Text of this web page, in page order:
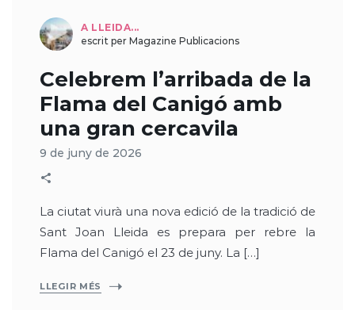
A LLEIDA...
escrit per Magazine Publicacions
Celebrem l’arribada de la
Flama del Canigó amb
una gran cercavila
9 de juny de 2026
La ciutat viurà una nova edició de la tradició de
Sant Joan Lleida es prepara per rebre la
Flama del Canigó el 23 de juny. La […]
LLEGIR MÉS